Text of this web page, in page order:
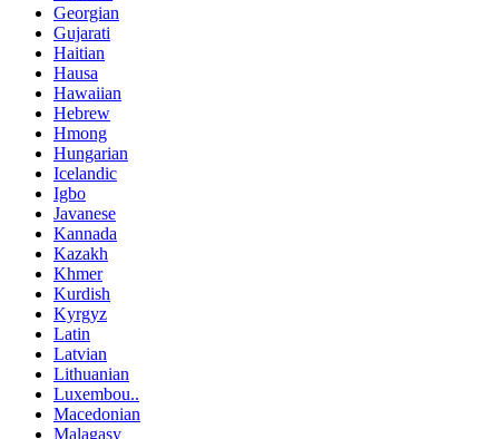
Georgian
Gujarati
Haitian
Hausa
Hawaiian
Hebrew
Hmong
Hungarian
Icelandic
Igbo
Javanese
Kannada
Kazakh
Khmer
Kurdish
Kyrgyz
Latin
Latvian
Lithuanian
Luxembou..
Macedonian
Malagasy